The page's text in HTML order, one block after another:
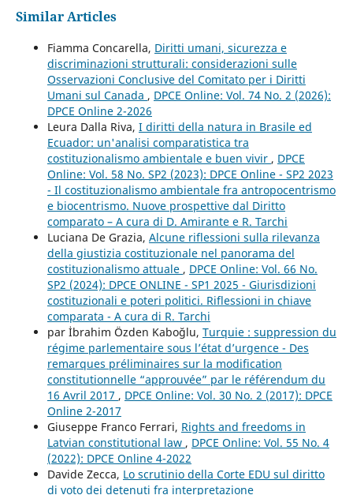
Similar Articles
Fiamma Concarella, Diritti umani, sicurezza e
discriminazioni strutturali: considerazioni sulle
Osservazioni Conclusive del Comitato per i Diritti
Umani sul Canada , DPCE Online: Vol. 74 No. 2 (2026):
DPCE Online 2-2026
Leura Dalla Riva, I diritti della natura in Brasile ed
Ecuador: un'analisi comparatistica tra
costituzionalismo ambientale e buen vivir , DPCE
Online: Vol. 58 No. SP2 (2023): DPCE Online - SP2 2023
- Il costituzionalismo ambientale fra antropocentrismo
e biocentrismo. Nuove prospettive dal Diritto
comparato – A cura di D. Amirante e R. Tarchi
Luciana De Grazia, Alcune riflessioni sulla rilevanza
della giustizia costituzionale nel panorama del
costituzionalismo attuale , DPCE Online: Vol. 66 No.
SP2 (2024): DPCE ONLINE - SP1 2025 - Giurisdizioni
costituzionali e poteri politici. Riflessioni in chiave
comparata - A cura di R. Tarchi
par İbrahim Özden Kaboğlu, Turquie : suppression du
régime parlementaire sous l’état d’urgence - Des
remarques préliminaires sur la modification
constitutionnelle “approuvée” par le référendum du
16 Avril 2017 , DPCE Online: Vol. 30 No. 2 (2017): DPCE
Online 2-2017
Giuseppe Franco Ferrari, Rights and freedoms in
Latvian constitutional law , DPCE Online: Vol. 55 No. 4
(2022): DPCE Online 4-2022
Davide Zecca, Lo scrutinio della Corte EDU sul diritto
di voto dei detenuti fra interpretazione